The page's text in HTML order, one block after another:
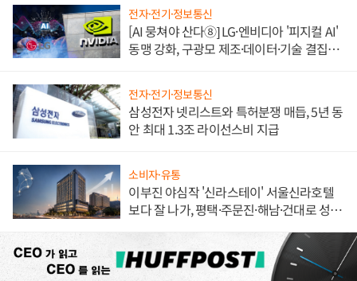
전자·전기·정보통신
[AI 뭉쳐야 산다⑧] LG·엔비디아 '피지컬 AI'
동맹 강화, 구광모 제조·데이터·기술 결집
전자·전기·정보통신
삼성전자 넷리스트와 특허분쟁 매듭, 5년 동
안 최대 1.3조 라이선스비 지급
소비자·유통
이부진 야심작 '신라스테이' 서울신라호텔
보다 잘 나가, 평택·주문진·해남·건대로 성